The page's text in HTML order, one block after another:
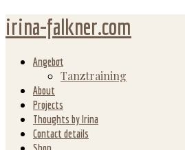
irina-falkner.com
Angebot
Tanztraining
About
Projects
Thoughts by Irina
Contact details